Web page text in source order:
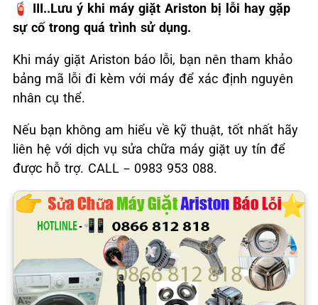
🧯 III..Lưu ý khi máy giặt Ariston bị lỗi hay gặp
sự cố trong quá trình sử dụng.
Khi máy giặt Ariston báo lỗi, bạn nên tham khảo
bảng mã lỗi đi kèm với máy để xác định nguyên
nhân cụ thể.
Nếu bạn không am hiểu về kỹ thuật, tốt nhất hãy
liên hệ với dịch vụ sửa chữa máy giặt uy tín để
được hỗ trợ. CALL – 0983 953 088.